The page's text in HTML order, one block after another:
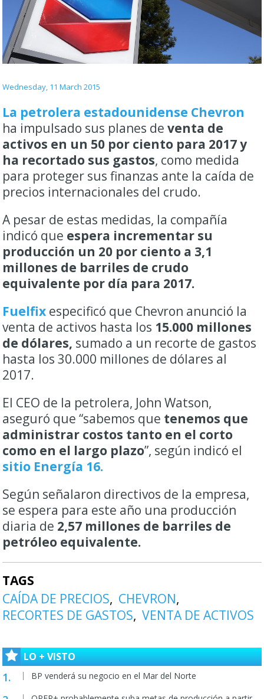
Wednesday, 11 March 2015
La petrolera estadounidense Chevron
ha impulsado sus planes deventa de
activos en un 50 por ciento para 2017 y
ha recortado sus gastos, como medida
para proteger sus finanzas ante la caída de
precios internacionales del crudo.
A pesar de estas medidas, la compañía
indicó que espera incrementar su
producción un 20 por ciento a 3,1
millones de barriles de crudo
equivalente por día para 2017.
Fuelfix especificó que Chevron anunció la
venta de activos hasta los 15.000 millones
de dólares, sumado a un recorte de gastos
hasta los 30.000 millones de dólares al
2017.
El CEO de la petrolera, John Watson,
aseguró que “sabemos que tenemos que
administrar costos tanto en el corto
como en el largo plazo”, según indicó el
sitio Energía 16.
Según señalaron directivos de la empresa,
se espera para este año una producción
diaria de 2,57 millones de barriles de
petróleo equivalente.
TAGS
CAÍDA DE PRECIOS
CHEVRON
RECORTES DE GASTOS VENTA DE ACTIVOS
LO + VISTO
BP venderá su negocio en el Mar del Norte